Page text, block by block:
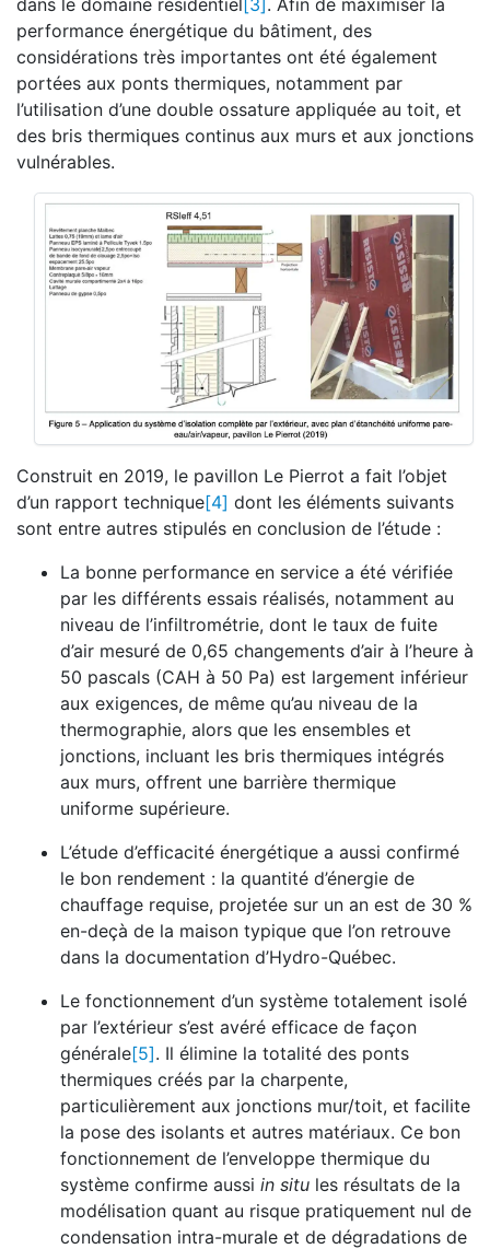
dans le domaine résidentiel [3] . Afin de maximiser la
performance énergétique du bâtiment, des
considérations très importantes ont été également
portées aux ponts thermiques, notamment par
l’utilisation d’une double ossature appliquée au toit, et
des bris thermiques continus aux murs et aux jonctions
vulnérables.
Construit en 2019, le pavillon Le Pierrot a fait l’objet
d’un rapport technique[4] dont les éléments suivants
sont entre autres stipulés en conclusion de l’étude :
La bonne performance en service a été vérifiée
par les différents essais réalisés, notamment au
niveau de l’infiltrométrie, dont le taux de fuite
d’air mesuré de 0,65 changements d’air à l’heure à
50 pascals (CAH à 50 Pa) est largement inférieur
aux exigences, de même qu’au niveau de la
thermographie, alors que les ensembles et
jonctions, incluant les bris thermiques intégrés
aux murs, offrent une barrière thermique
uniforme supérieure.
L’étude d’efficacité énergétique a aussi confirmé
le bon rendement : la quantité d’énergie de
chauffage requise, projetée sur un an est de 30 %
en-deçà de la maison typique que l’on retrouve
dans la documentation d’Hydro-Québec.
Le fonctionnement d’un système totalement isolé
par l’extérieur s’est avéré efficace de façon
générale[5]. Il élimine la totalité des ponts
thermiques créés par la charpente,
particulièrement aux jonctions mur/toit, et facilite
la pose des isolants et autres matériaux. Ce bon
fonctionnement de l’enveloppe thermique du
système confirme aussi in situ les résultats de la
modélisation quant au risque pratiquement nul de
condensation intra-murale et de dégradations de